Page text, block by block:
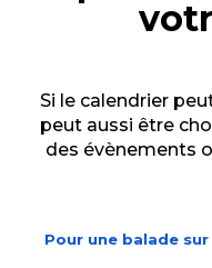
Si le calendrier
peut aussi être
des évènements
Pour une balade